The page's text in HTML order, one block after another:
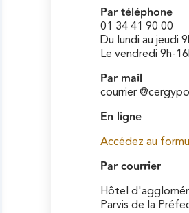
i
n
c
i
p
a
l
e
Par téléphone
01 34 41 90 00
Du lundi au jeudi
Le vendredi 9h-
Par mail
courrier
En ligne
Accédez au
Par courrier
Hôtel
Parvis de la